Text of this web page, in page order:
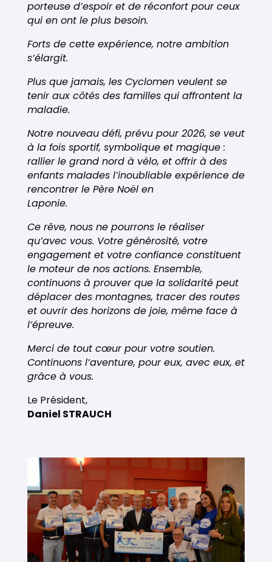
porteuse d’espoir et de réconfort pour ceux
qui en ont le plus besoin.
Forts de cette expérience, notre ambition
s’élargit.
Plus que jamais, les Cyclomen veulent se
tenir aux côtés des familles qui affrontent la
maladie.
Notre nouveau défi, prévu pour 2026, se veut
à la fois sportif, symbolique et magique :
rallier le grand nord à vélo, et offrir à des
enfants malades l’inoubliable expérience de
rencontrer le Père Noël en
Laponie.
Ce rêve, nous ne pourrons le réaliser
qu’avec vous. Votre générosité, votre
engagement et votre confiance constituent
le moteur de nos actions. Ensemble,
continuons à prouver que la solidarité peut
déplacer des montagnes, tracer des routes
et ouvrir des horizons de joie, même face à
l’épreuve.
Merci de tout cœur pour votre soutien.
Continuons l’aventure, pour eux, avec eux, et
grâce à vous.
Le Président,
Daniel STRAUCH